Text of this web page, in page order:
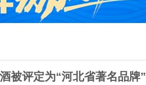
被评定为“河北省著名品牌”